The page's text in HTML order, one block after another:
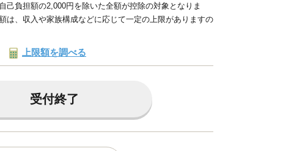
己負担額の2,000円を除いた全額が控除の対象となりま
は、収入や家族構成などに応じて一定の上限がありますの
上限額を調べる
受付終了